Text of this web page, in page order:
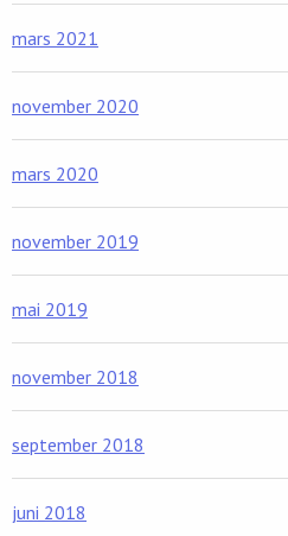
mars 2021
november 2020
mars 2020
november 2019
mai 2019
november 2018
september 2018
juni 2018